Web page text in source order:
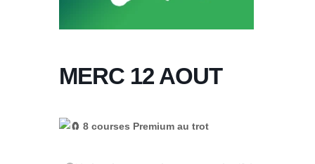
MERC 12 AOUT
8 courses Premium au trot